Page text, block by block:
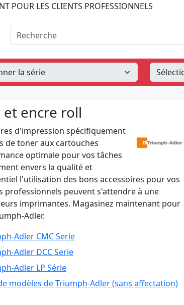
POUR LES CLIENTS PROFESSIONNELS
Recherche
encre roll
d'impression spécifiquement
de toner aux cartouches
optimale pour vos tâches
envers la qualité et
l'utilisation des bons accessoires pour vos
professionnels peuvent s'attendre à une
imprimantes. Magasinez maintenant pour
Adler.
Adler CMC Serie
Adler DCC Serie
Adler LP Série
modèles de Triumph-Adler (sans affectation)